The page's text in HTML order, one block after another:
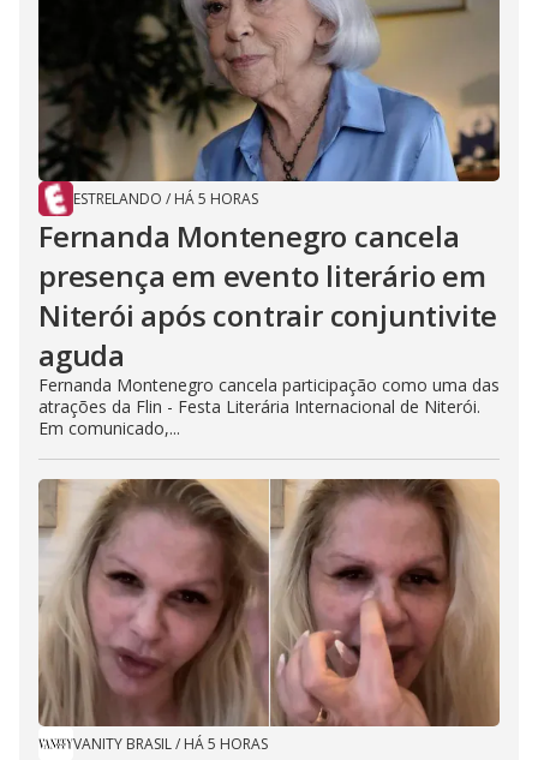
ESTRELANDO / HÁ 5 HORAS
Fernanda Montenegro cancela
presença em evento literário em
Niterói após contrair conjuntivite
aguda
Fernanda Montenegro cancela participação como uma das
atrações da Flin - Festa Literária Internacional de Niterói.
Em comunicado,...
VANITY BRASIL/ HÁ 5 HORAS